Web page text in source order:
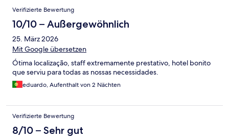
Verifizierte Bewertung
10/10 – Außergewöhnlich
25. März 2026
Mit Google übersetzen
Ótima localização, staff extremamente prestativo, hotel bonito
que serviu para todas as nossas necessidades.
eduardo, Aufenthalt von 2 Nächten
Verifizierte Bewertung
8/10 – Sehr gut